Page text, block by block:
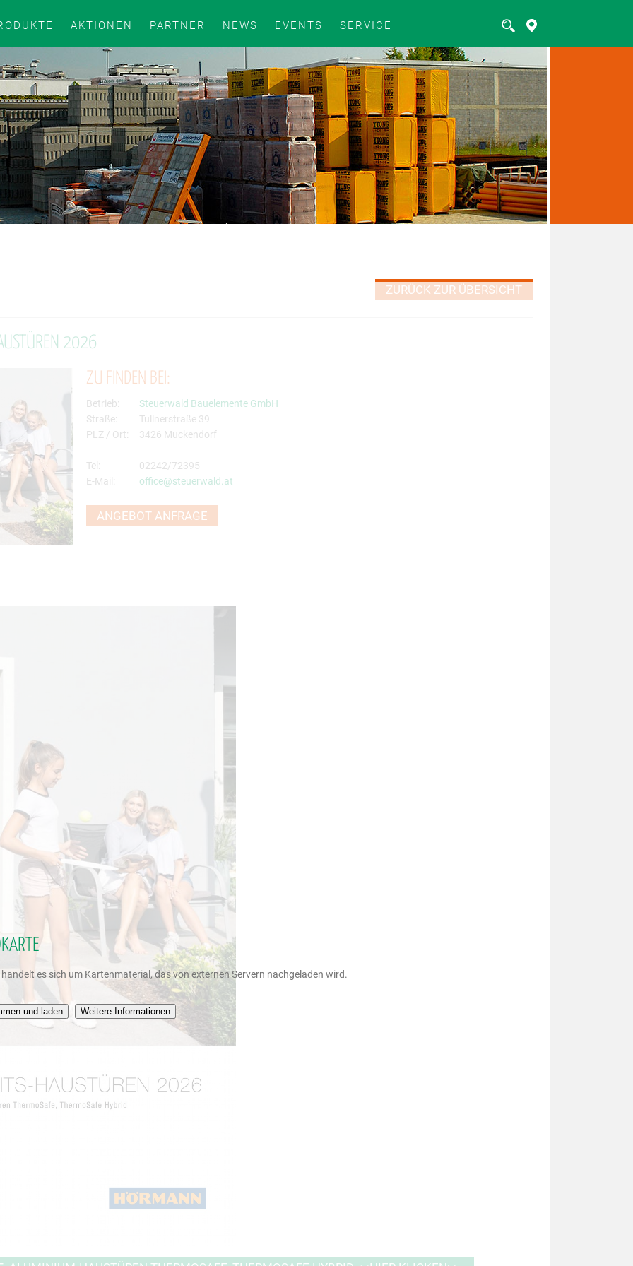
AKTIONEN PARTNER NEWS EVENTS SERVICE
ZURÜCK ZUR ÜBERSICHT
2026
ZU FINDEN BEI:
Betrieb:
Steuerwald Bauelemente GmbH
Straße:
Tullnerstraße 39
PLZ / Ort:
3426 Muckendorf
Tel:
02242/72395
E-Mail:
office@steuerwald.at
ANGEBOT ANFRAGE
es sich um Kartenmaterial, das von externen Servern nachgeladen wird.
und laden Weitere Informationen